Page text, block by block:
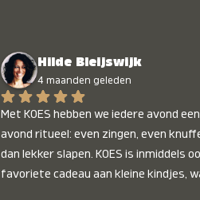
Hilde Bleijswijk
4 maanden geleden
Met KOES hebben we iedere avond
avond ritueel: even zingen, even
dan lekker slapen. KOES is inmiddels
favoriete cadeau aan kleine kindjes,